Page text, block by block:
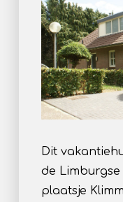
Dit
de Limburgse
plaatsje